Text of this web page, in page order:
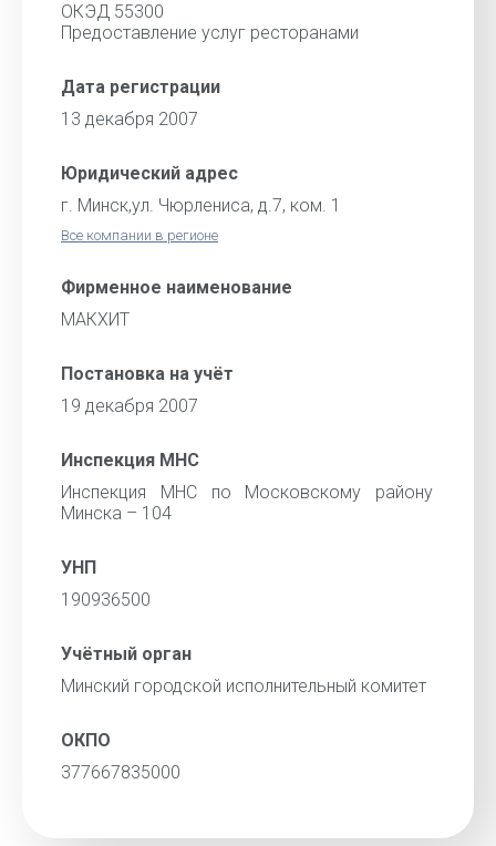
ОКЭД 55300
Предоставление услуг ресторанами
Дата регистрации
13 декабря 2007
Юридический адрес
г. Минск,ул. Чюрлениса, д.7, ком. 1
Все компании в регионе
Фирменное наименование
МАКХИТ
Постановка на учёт
19 декабря 2007
Инспекция МНС
Инспекция МНС по Московскому району
Минска – 104
УНП
190936500
Учётный орган
Минский городской исполнительный комитет
ОКПО
377667835000